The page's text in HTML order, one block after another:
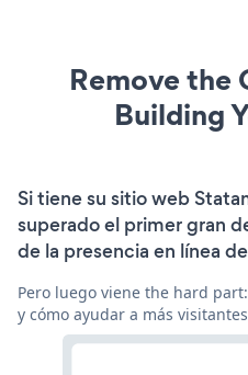
Remove the
Building
Si tiene su sitio web
superado el primer gran
de la presencia en línea
Pero luego viene the hard
y cómo ayudar a más